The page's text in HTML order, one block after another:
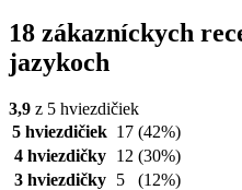
18 zákazníckych
jazykoch
3,9 z 5 hviezdičiek
5 hviezdičiek 17 (42%)
4 hviezdičky
12 (30%)
3 hviezdičky
5
(12%)